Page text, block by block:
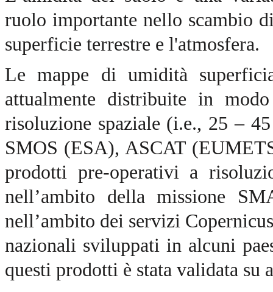
ruolo importante nello scambio
superficie terrestre e l'atmosfera.
Le mappe di umidità
attualmente distribuite in
risoluzione spaziale (i.e., 25 –
SMOS (ESA), ASCAT
prodotti pre-operativi a
nell’ambito della missione
nell’ambito dei servizi
nazionali sviluppati in alcuni
questi prodotti è stata validata